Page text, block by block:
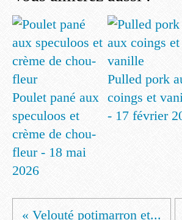
Poulet pané aux
speculoos et
crème de chou-
fleur - 18 mai
2026
Pulled pork
coings et
- 17 février
« Velouté potimarron et...